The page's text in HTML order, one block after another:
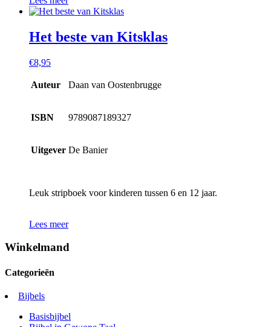
Het beste van Kitsklas
€8,95
Auteur Daan van Oostenbrugge
ISBN 9789087189327
Uitgever De Banier
Leuk stripboek voor kinderen tussen 6 en 12 jaar.
Lees meer
Winkelmand
Categorieën
Bijbels
Basisbijbel